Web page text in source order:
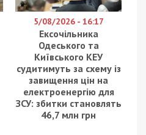
5/08/2026 - 16:17
Ексочільника
Одеського та
Київського КЕУ
судитимуть за схему із
завищення цін на
електроенергію для
ЗСУ: збитки становлять
46,7 млн грн